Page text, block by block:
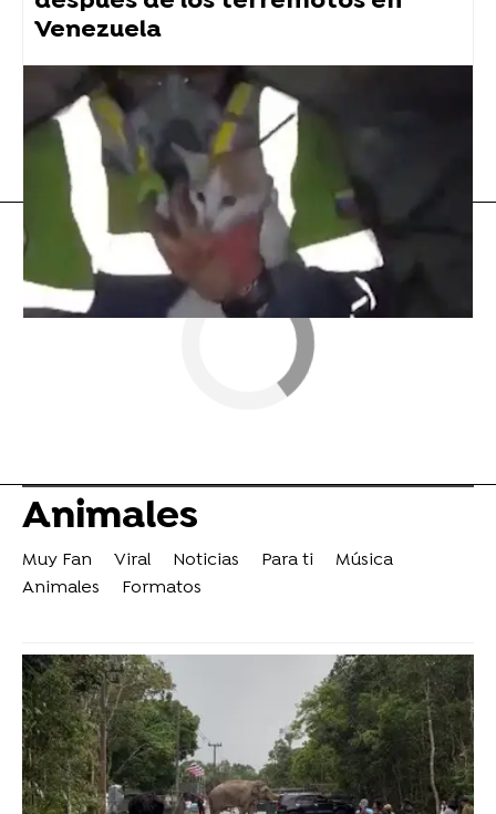
Venezuela
Vídeo viral
Flooxer Now » Animales
Animales
Muy Fan Viral Noticias Para ti
Música
Animales
Formatos